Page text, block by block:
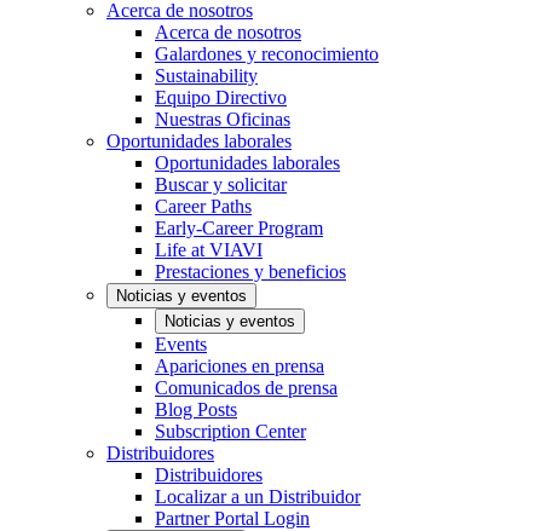
Acerca de nosotros
Acerca de nosotros
Galardones y reconocimiento
Sustainability
Equipo Directivo
Nuestras Oficinas
Oportunidades laborales
Oportunidades laborales
Buscar y solicitar
Career Paths
Early-Career Program
Life at VIAVI
Prestaciones y beneficios
Noticias y eventos
Noticias y eventos
Events
Apariciones en prensa
Comunicados de prensa
Blog Posts
Subscription Center
Distribuidores
Distribuidores
Localizar a un Distribuidor
Partner Portal Login